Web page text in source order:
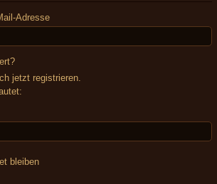
Adresse
jetzt registrieren.
bleiben